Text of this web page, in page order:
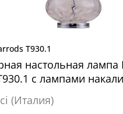
T930.1
настольная лампа
с лампами
(Италия)